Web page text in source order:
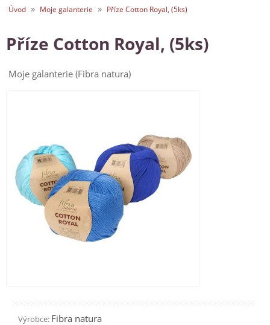
Úvod » Moje galanterie » Příze Cotton Royal, (5ks)
Příze Cotton Royal, (5ks)
Moje galanterie (Fibra natura)
Výrobce: Fibra natura